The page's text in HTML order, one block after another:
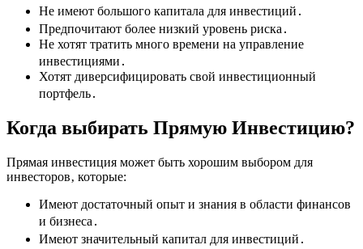
Не имеют большого капитала для инвестиций․
Предпочитают более низкий уровень риска․
Не хотят тратить много времени на управление
инвестициями․
Хотят диверсифицировать свой инвестиционный
портфель․
Когда выбирать Прямую Инвестицию?
Прямая инвестиция может быть хорошим выбором для
инвесторов‚ которые:
Имеют достаточный опыт и знания в области финансов
и бизнеса․
Имеют значительный капитал для инвестиций․